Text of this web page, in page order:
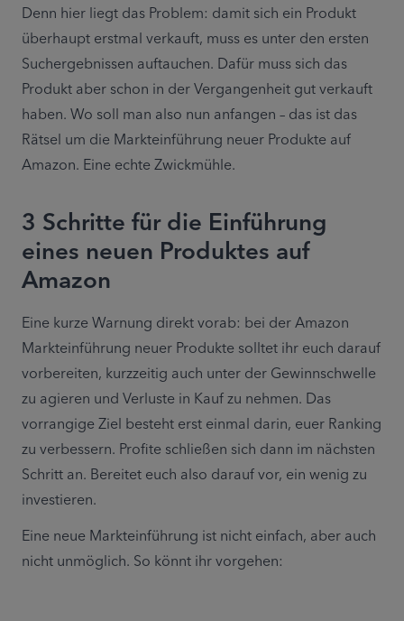
Denn hier liegt das Problem: damit sich ein Produkt
überhaupt erstmal verkauft, muss es unter den ersten
Suchergebnissen auftauchen. Dafür muss sich das
Produkt aber schon in der Vergangenheit gut verkauft
haben. Wo soll man also nun anfangen – das ist das
Rätsel um die Markteinführung neuer Produkte auf
Amazon. Eine echte Zwickmühle.
3 Schritte für die Einführung
eines neuen Produktes auf
Amazon
Eine kurze Warnung direkt vorab: bei der Amazon
Markteinführung neuer Produkte solltet ihr euch darauf
vorbereiten, kurzzeitig auch unter der Gewinnschwelle
zu agieren und Verluste in Kauf zu nehmen. Das
vorrangige Ziel besteht erst einmal darin, euer Ranking
zu verbessern. Profite schließen sich dann im nächsten
Schritt an. Bereitet euch also darauf vor, ein wenig zu
investieren.
Eine neue Markteinführung ist nicht einfach, aber auch
nicht unmöglich. So könnt ihr vorgehen: